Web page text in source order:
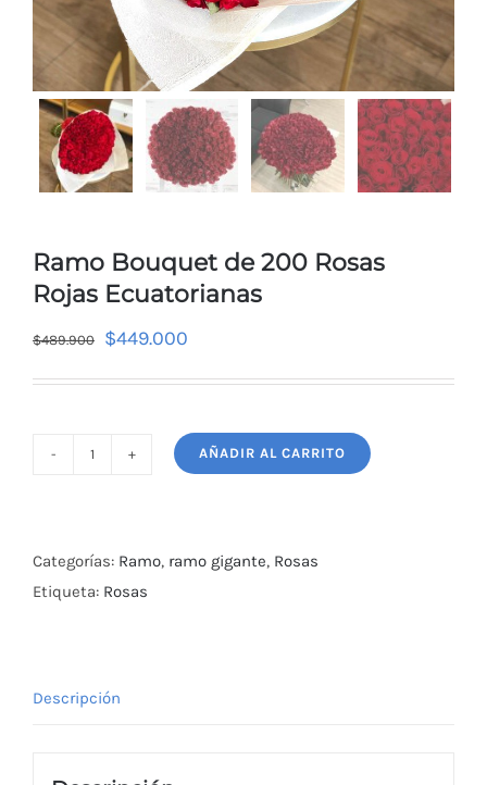
Ramo Bouquet de 200 Rosas
Rojas Ecuatorianas
$489.900 $449.000
200
Rosas
AÑADIR AL CARRITO
Categorías: Ramo, ramo gigante, Rosas
Etiqueta: Rosas
Descripción